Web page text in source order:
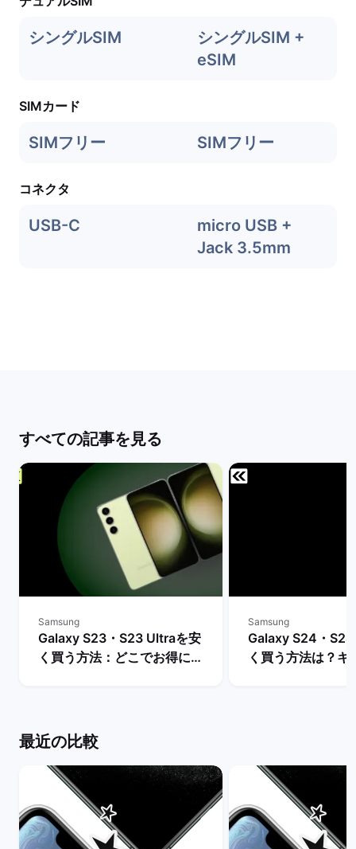
シングルSIM
シングルSIM +
eSIM
SIMカード
SIMフリー SIMフリー
コネクタ
USB-C
micro USB +
Jack 3.5mm
すべての記事を見る
Samsung
Galaxy S23・S23 Ultraを安
く買う方法：どこでお得に購
Samsung
Galaxy S24・
く買う方法は？キ
最近の比較